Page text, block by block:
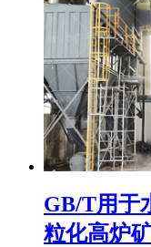
GB/T用于
粒化高炉